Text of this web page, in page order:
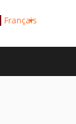
Français